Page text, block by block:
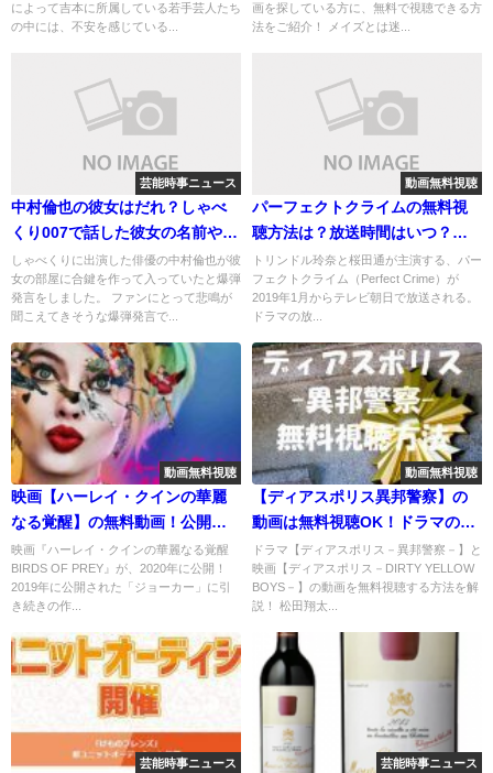
によって吉本に所属している若手芸人たち
の中には、不安を感じている...
画を探している方に、無料で視聴できる方
法をご紹介！ メイズとは迷...
芸能時事ニュース
中村倫也の彼女はだれ？しゃべ
くり007で話した彼女の名前や画
像とは？
しゃべくりに出演した俳優の中村倫也が彼
女の部屋に合鍵を作って入っていたと爆弾
発言をしました。 ファンにとって悲鳴が
聞こえてきそうな爆弾発言で...
動画無料視聴
パーフェクトクライムの無料視
聴方法は？放送時間はいつ？あ
らすじは？
トリンドル玲奈と桜田通が主演する、パー
フェクトクライム（Perfect Crime）が
2019年1月からテレビ朝日で放送される。
ドラマの放...
動画無料視聴
映画【ハーレイ・クインの華麗
なる覚醒】の無料動画！公開日
はいつ？映画紹介とネタバレ！
映画『ハーレイ・クインの華麗なる覚醒
BIRDS OF PREY』が、2020年に公開！
2019年に公開された「ジョーカー」に引
き続きの作...
動画無料視聴
【ディアスポリス異邦警察】の
動画は無料視聴OK！ドラマの感
想やネタバレ！
ドラマ【ディアスポリス－異邦警察－】と
映画【ディアスポリス－DIRTY YELLOW
BOYS－】の動画を無料視聴する方法を解
説！ 松田翔太...
芸能時事ニュース 芸能時事ニュース